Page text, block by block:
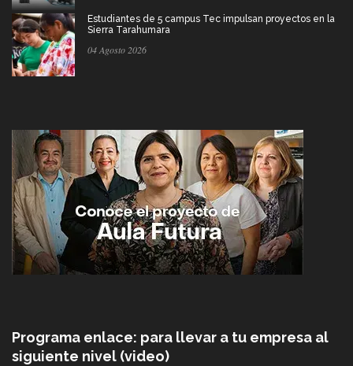
Estudiantes de 5 campus Tec impulsan proyectos en la
Sierra Tarahumara
04 Agosto 2026
Programa enlace: para llevar a tu empresa al
siguiente nivel (video)